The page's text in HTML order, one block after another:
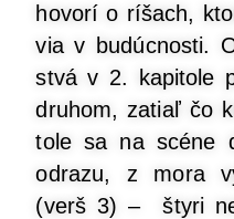
hovo­rí o ríšach,
via v budúc­nos­ti.
stvá v 2. kapi­to­le
dru­hom, zatiaľ čo
to­le sa na scé­ne
odra­zu, z mora
(verš 3) – šty­ri